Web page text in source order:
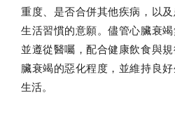
重度、是否合併其他疾病，以
生活習慣的意願。儘管心臟衰
並遵從醫囑，配合健康飲食與
臟衰竭的惡化程度，並維持良
生活。